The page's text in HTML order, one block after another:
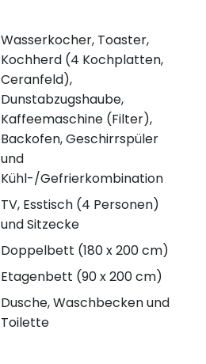
Wasserkocher, Toaster,
Kochherd (4 Kochplatten,
Ceranfeld),
Dunstabzugshaube,
Kaffeemaschine (Filter),
Backofen, Geschirrspüler
und
Kühl-/Gefrierkombination
TV, Esstisch (4 Personen)
und Sitzecke
Doppelbett (180 x 200 cm)
Etagenbett (90 x 200 cm)
Dusche, Waschbecken und
Toilette